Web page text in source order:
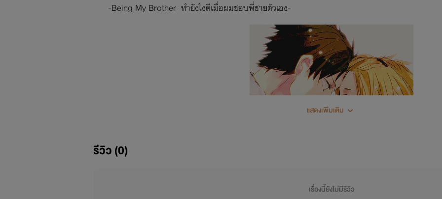
-Being My Brother ทำยังไงดีเมื่อผมชอบพี่ชายตัวเอง-
แสดงเพิ่มเติม
รีวิว (0)
เรื่องนี้ยังไม่มีรีวิว